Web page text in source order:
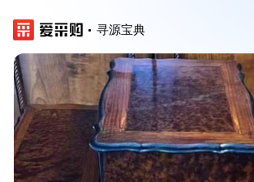
寻源宝典